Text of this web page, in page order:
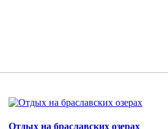
Отдых на браславских озерах